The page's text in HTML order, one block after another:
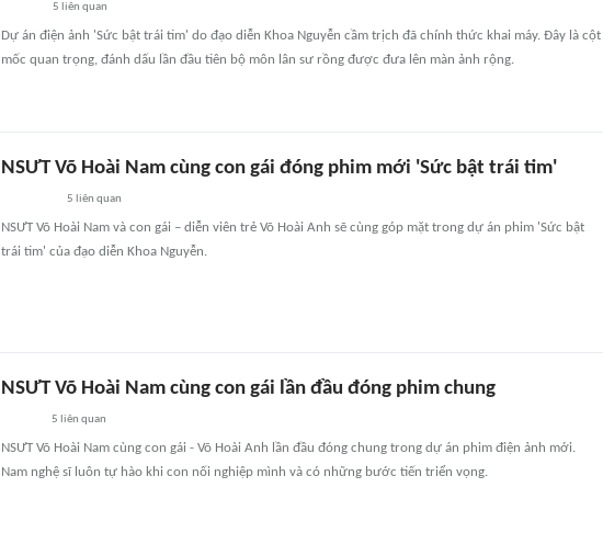
5 liên quan
Dự án điện ảnh 'Sức bật trái tim' do đạo diễn Khoa Nguyễn cầm trịch đã chính thức khai máy. Đây là cột
mốc quan trọng, đánh dấu lần đầu tiên bộ môn lân sư rồng được đưa lên màn ảnh rộng.
NSƯT Võ Hoài Nam cùng con gái đóng phim mới 'Sức bật trái tim'
5 liên quan
NSƯT Võ Hoài Nam và con gái – diễn viên trẻ Võ Hoài Anh sẽ cùng góp mặt trong dự án phim 'Sức bật
trái tim' của đạo diễn Khoa Nguyễn.
NSƯT Võ Hoài Nam cùng con gái lần đầu đóng phim chung
5 liên quan
NSƯT Võ Hoài Nam cùng con gái - Võ Hoài Anh lần đầu đóng chung trong dự án phim điện ảnh mới.
Nam nghệ sĩ luôn tự hào khi con nối nghiệp mình và có những bước tiến triển vọng.